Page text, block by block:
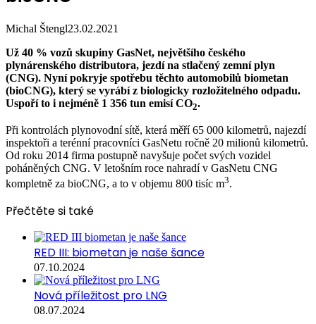
Michal Štengl23.02.2021
Už 40 % vozů skupiny GasNet, největšího českého
plynárenského distributora, jezdí na stlačený zemní plyn
(CNG). Nyní pokryje spotřebu těchto automobilů biometan
(bioCNG), který se vyrábí z biologicky rozložitelného odpadu.
Uspoří to i nejméně 1 356 tun emisí CO2.
Při kontrolách plynovodní sítě, která měří 65 000 kilometrů, najezdí
inspektoři a terénní pracovníci GasNetu ročně 20 milionů kilometrů.
Od roku 2014 firma postupně navyšuje počet svých vozidel
poháněných CNG. V letošním roce nahradí v GasNetu CNG
kompletně za bioCNG, a to v objemu 800 tisíc m3.
Přečtěte si také
RED III: biometan je naše šance
07.10.2024
Nová příležitost pro LNG
08.07.2024